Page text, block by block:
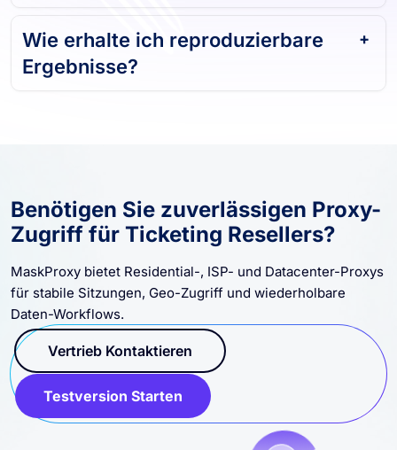
Wie erhalte ich reproduzierbare
Ergebnisse?
Benötigen Sie zuverlässigen Proxy-
Zugriff für Ticketing Resellers?
MaskProxy bietet Residential-, ISP- und Datacenter-Proxys
für stabile Sitzungen, Geo-Zugriff und wiederholbare
Daten-Workflows.
Vertrieb Kontaktieren
Testversion Starten